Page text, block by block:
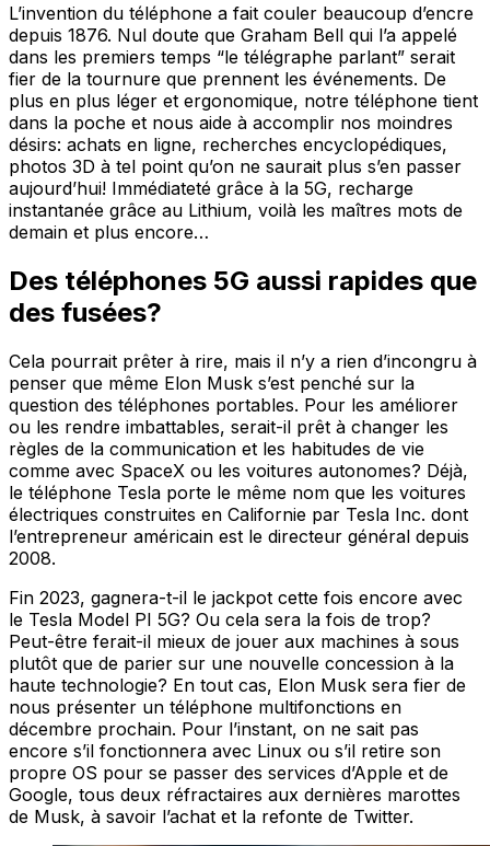
L’invention du téléphone a fait couler beaucoup d’encre
depuis 1876. Nul doute que Graham Bell qui l’a appelé
dans les premiers temps “le télégraphe parlant” serait
fier de la tournure que prennent les événements. De
plus en plus léger et ergonomique, notre téléphone tient
dans la poche et nous aide à accomplir nos moindres
désirs: achats en ligne, recherches encyclopédiques,
photos 3D à tel point qu’on ne saurait plus s’en passer
aujourd’hui! Immédiateté grâce à la 5G, recharge
instantanée grâce au Lithium, voilà les maîtres mots de
demain et plus encore…
Des téléphones 5G aussi rapides que
des fusées?
Cela pourrait prêter à rire, mais il n’y a rien d’incongru à
penser que même Elon Musk s’est penché sur la
question des téléphones portables. Pour les améliorer
ou les rendre imbattables, serait-il prêt à changer les
règles de la communication et les habitudes de vie
comme avec SpaceX ou les voitures autonomes? Déjà,
le téléphone Tesla porte le même nom que les voitures
électriques construites en Californie par Tesla Inc. dont
l’entrepreneur américain est le directeur général depuis
2008.
Fin 2023, gagnera-t-il le jackpot cette fois encore avec
le Tesla Model PI 5G? Ou cela sera la fois de trop?
Peut-être ferait-il mieux de jouer aux machines à sous
plutôt que de parier sur une nouvelle concession à la
haute technologie? En tout cas, Elon Musk sera fier de
nous présenter un téléphone multifonctions en
décembre prochain. Pour l’instant, on ne sait pas
encore s’il fonctionnera avec Linux ou s’il retire son
propre OS pour se passer des services d’Apple et de
Google, tous deux réfractaires aux dernières marottes
de Musk, à savoir l’achat et la refonte de Twitter.